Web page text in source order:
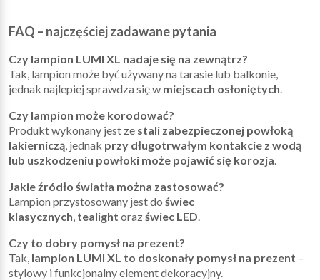
FAQ – najczęściej zadawane pytania
Czy lampion LUMI XL nadaje się na zewnątrz?
Tak, lampion może być używany na tarasie lub balkonie,
jednak najlepiej sprawdza się w miejscach osłoniętych.
Czy lampion może korodować?
Produkt wykonany jest ze stali zabezpieczonej powłoką
lakierniczą, jednak przy długotrwałym kontakcie z wodą
lub uszkodzeniu powłoki może pojawić się korozja.
Jakie źródło światła można zastosować?
Lampion przystosowany jest do świec
klasycznych, tealight orazświec LED.
Czy to dobry pomysł na prezent?
Tak, lampion LUMI XL to doskonały pomysł na prezent –
stylowy i funkcjonalny element dekoracyjny.